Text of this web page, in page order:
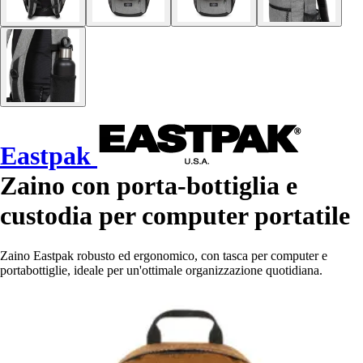
Eastpak
Zaino con porta-bottiglia e
custodia per computer portatile
Zaino Eastpak robusto ed ergonomico, con tasca per computer e
portabottiglie, ideale per un'ottimale organizzazione quotidiana.